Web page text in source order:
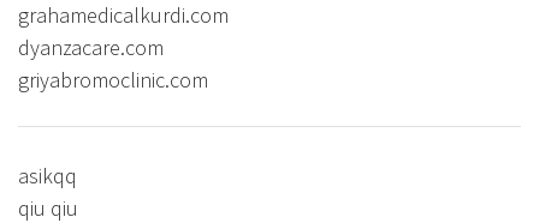
grahamedicalkurdi.com
dyanzacare.com
griyabromoclinic.com
asikqq
qiu qiu